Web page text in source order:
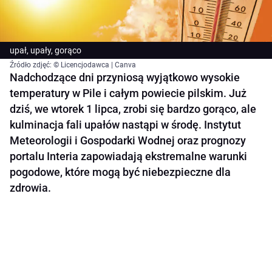
upał, upały, gorąco
Źródło zdjęć: © Licencjodawca | Canva
Nadchodzące dni przyniosą wyjątkowo wysokie
temperatury w Pile i całym powiecie pilskim. Już
dziś, we wtorek 1 lipca, zrobi się bardzo gorąco, ale
kulminacja fali upałów nastąpi w środę. Instytut
Meteorologii i Gospodarki Wodnej oraz prognozy
portalu Interia zapowiadają ekstremalne warunki
pogodowe, które mogą być niebezpieczne dla
zdrowia.